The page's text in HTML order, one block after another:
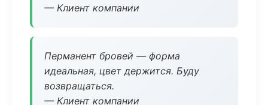
— Клиент компании
Перманент бровей — форма
идеальная, цвет держится. Буду
возвращаться.
— Клиент компании